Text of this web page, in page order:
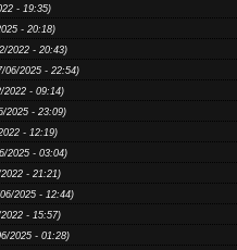
- 19:35)
- 20:18)
2022 - 20:43)
06/2025 - 22:54)
2022 - 09:14)
2025 - 23:09)
- 12:19)
2025 - 03:04)
- 21:21)
2025 - 12:44)
- 15:57)
2025 - 01:28)